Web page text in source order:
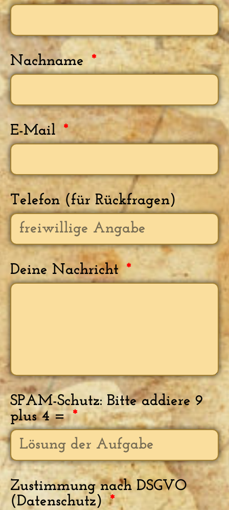
Nachname
E-Mail
Telefon (für Rückfragen)
Deine Nachricht
SPAM-Schutz: Bitte addiere 9
plus 4 =
Zustimmung nach DSGVO
(Datenschutz)